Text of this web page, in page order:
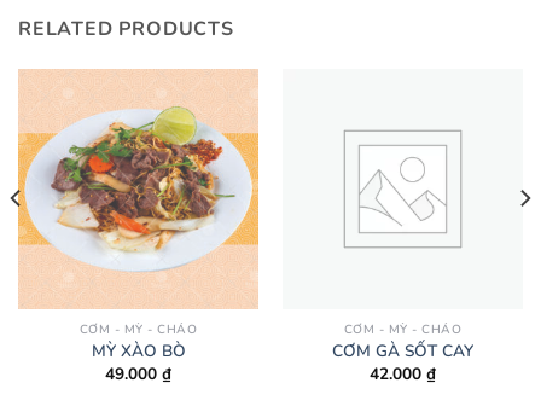
RELATED PRODUCTS
CƠM - MỲ - CHÁO
MỲ XÀO BÒ
49.000 ₫
CƠM - MỲ - CHÁO
CƠM GÀ SỐT CAY
42.000 ₫